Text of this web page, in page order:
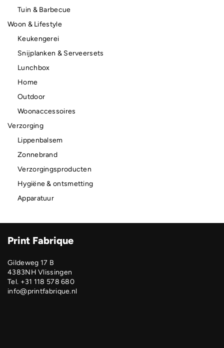
Tuin & Barbecue
Woon & Lifestyle
Keukengerei
Snijplanken & Serveersets
Lunchbox
Home
Outdoor
Woonaccessoires
Verzorging
Lippenbalsem
Zonnebrand
Verzorgingsproducten
Hygiëne & ontsmetting
Apparatuur
Print Fabrique
Gildeweg 17 B
4383NH Vlissingen
Tel. +31 118 578 680
info@printfabrique.nl